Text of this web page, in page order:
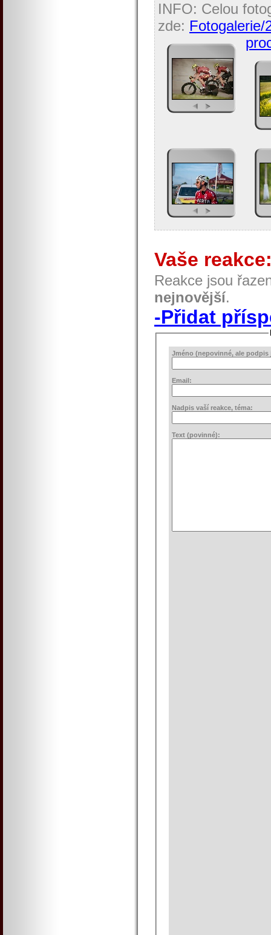
INFO: Celou
zde: Fotogalerie/
Vaše
Reakce jsou
nejnovější.
-Přidat
Jméno (nepovinné, ale podpis
Email:
Nadpis vaší reakce, téma:
Text (povinné):